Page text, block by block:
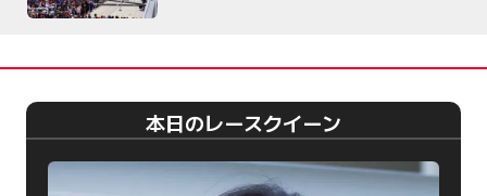
本日のレースクイーン